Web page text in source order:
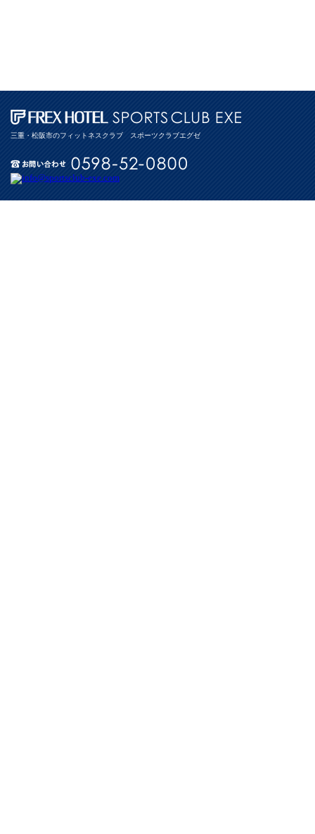
三重・松阪市のフィットネスクラブ スポーツクラブエグゼ